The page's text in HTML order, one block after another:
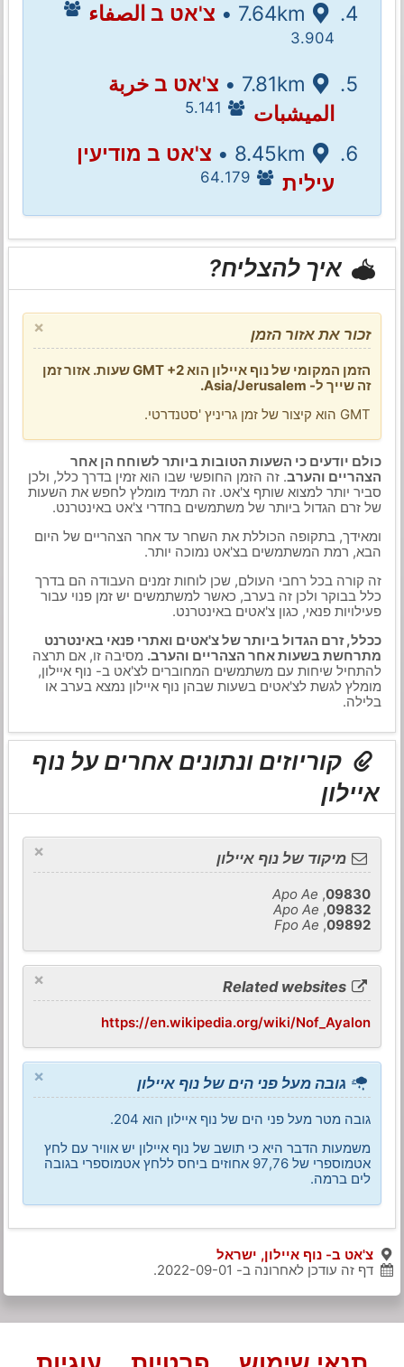
7.64km • צ'אט ב الصفاء
3.904
7.81km •
צ'אט ב خربة
الميشبات
8.45km •
צ'אט ב מודיעין
עילית
איך להצליח?
× זכור את אזור הזמן
הזמן המקומי של נוף איילון הוא GMT +2 שעות. אזור זמן
זה שייך ל- Asia/Jerusalem.
GMT הוא קיצור של זמן גריניץ 'סטנדרטי.
כולם יודעים כי השעות הטובות ביותר לשוחח הן אחר
הצהריים והערב. זה הזמן החופשי שבו הוא זמין בדרך כלל, ולכן
סביר יותר למצוא שותף צ'אט. זה תמיד מומלץ לחפש את השעות
של זרם הגדול ביותר של משתמשים בחדרי צ'אט באינטרנט.
ומאידך, בתקופה הכוללת את השחר עד אחר הצהריים של היום
הבא, רמת המשתמשים בצ'אט נמוכה יותר.
זה קורה בכל רחבי העולם, שכן לוחות זמנים העבודה הם בדרך
כלל בבוקר ולכן זה בערב, כאשר למשתמשים יש זמן פנוי עבור
פעילויות פנאי, כגון צ'אטים באינטרנט.
ככלל, זרם הגדול ביותר של צ'אטים ואתרי פנאי באינטרנט
מתרחשת בשעות אחר הצהריים והערב. מסיבה זו, אם תרצה
להתחיל שיחות עם משתמשים המחוברים לצ'אט ב- נוף איילון,
מומלץ לגשת לצ'אטים בשעות שבהן נוף איילון נמצא בערב או
בלילה.
קוריוזים ונתונים אחרים על נוף
איילון
× מיקוד של נוף איילון
09830
,
Apo Ae
09832
,
Apo Ae
09892
,
Fpo Ae
× Related websites
https://en.wikipedia.org/wiki/Nof_Ayalon
× גובה מעל פני הים של נוף איילון
גובה מטר מעל פני הים של נוף איילון הוא 204.
משמעות הדבר היא כי תושב של נוף איילון יש אוויר עם לחץ
אטמוספרי של 97,76 אחוזים ביחס ללחץ אטמוספרי בגובה
לים ברמה.
צ'אט ב- נוף איילון, ישראל
דף זה עודכן לאחרונה ב- 2022-09-01
.